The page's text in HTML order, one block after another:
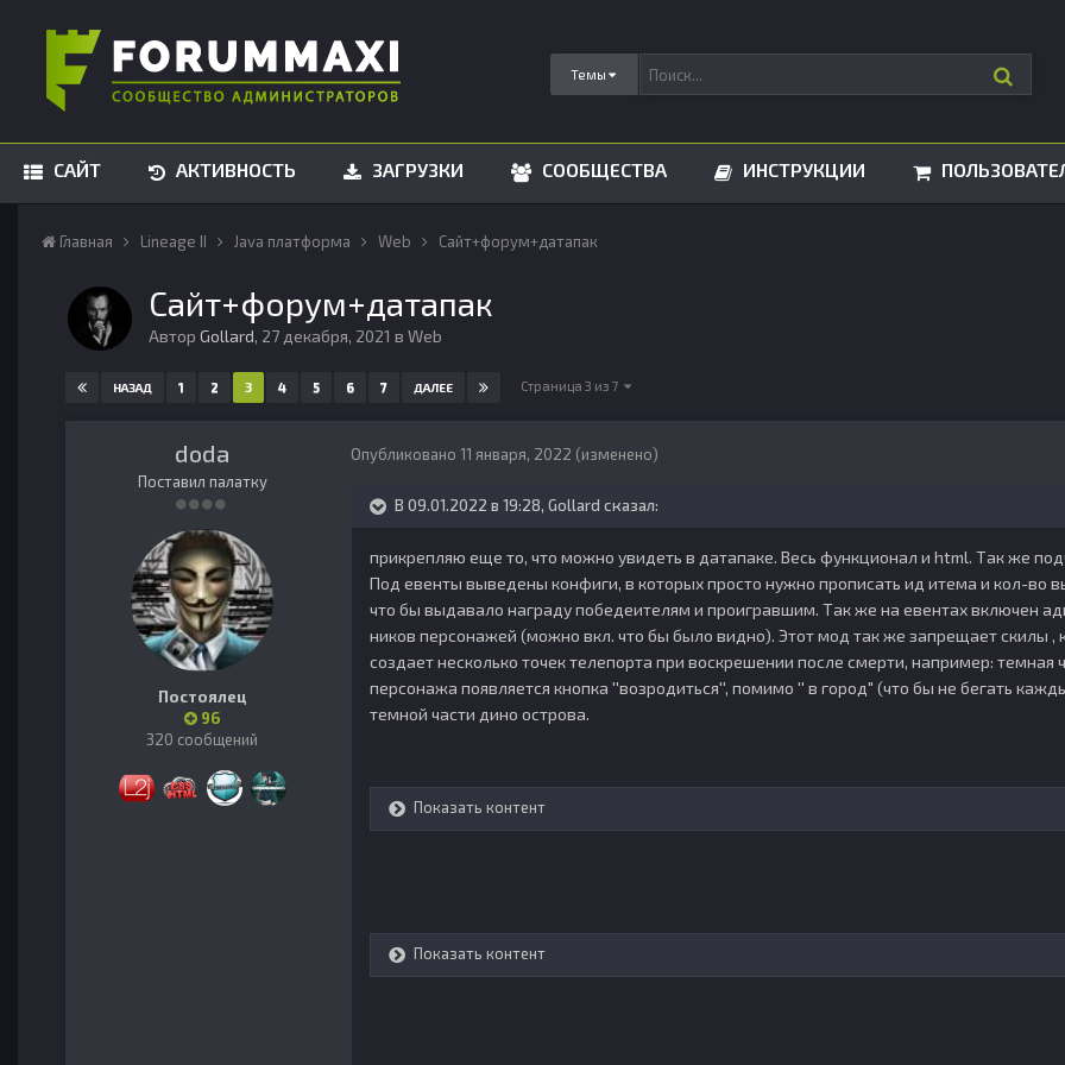
Темы
САЙТ АКТИВНОСТЬ ЗАГРУЗКИ СООБЩЕСТВА ИНСТРУКЦИИ
Главная Lineage II Java платформа Web Сайт+форум+датапак
Сайт+форум+датапак
Автор Gollard, 27 декабря, 2021 в Web
НАЗАД 1 2 3 4 5 6 7 ДАЛЕЕ Страница 3 из 7
doda
Поставил палатку
Постоялец
96
320 сообщений
Опубликовано 11 января, 2022 (изменено)
В 09.01.2022 в 19:28, Gollard сказал:
прикрепляю еще то, что можно увидеть в датапаке. Весь функционал и html. Так же
Под евенты выведены конфиги, в которых просто нужно прописать ид итема и кол-во
что бы выдавало награду победеителям и проигравшим. Так же на евентах включен
ников персонажей (можно вкл. что бы было видно). Этот мод так же запрещает скилы ,
создает несколько точек телепорта при воскрешении после смерти, например: темная
персонажа появляется кнопка ''возродиться'', помимо '' в город" (что бы не бегать
темной части дино острова.
Показать контент
Показать контент